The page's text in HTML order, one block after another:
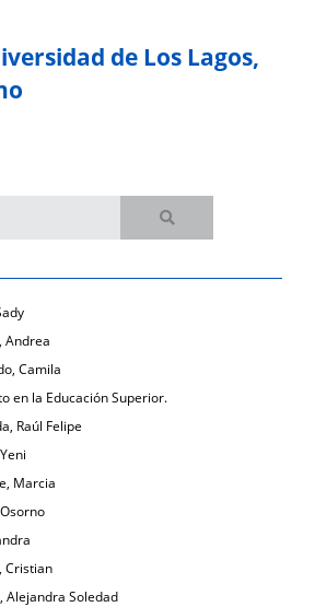
de Los Lagos,
Andrea
Camila
en la Educación Superior.
Raúl Felipe
Marcia
Cristian
Alejandra Soledad